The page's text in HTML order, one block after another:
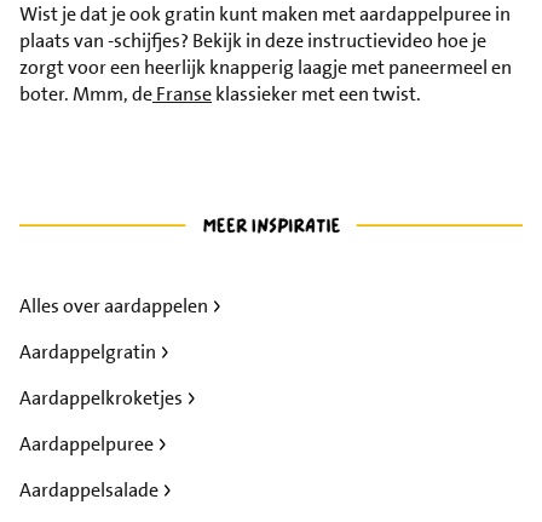
Wist je dat je ook gratin kunt maken met aardappelpuree in
plaats van -schijfjes? Bekijk in deze instructievideo hoe je
zorgt voor een heerlijk knapperig laagje met paneermeel en
boter. Mmm, deFranseklassieker met een twist.
Alles over aardappelen
Aardappelgratin
Aardappelkroketjes
Aardappelpuree
Aardappelsalade